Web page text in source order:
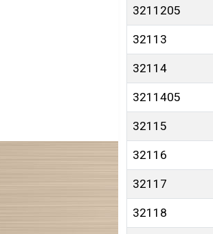
3211205
32113
32114
3211405
32115
32116
32117
32118